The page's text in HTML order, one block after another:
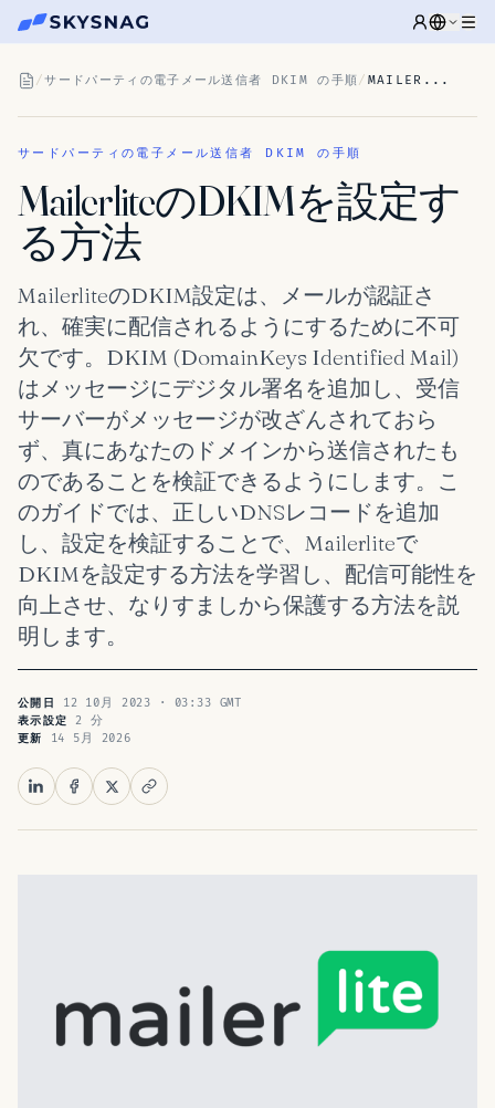
/サードパーティの電子メール送信者 DKIM の手順/ MAILER...
サードパーティの電子メール送信者 DKIM の手順
MailerliteのDKIMを設定す
る方法
MailerliteのDKIM設定は、メールが認証さ
れ、確実に配信されるようにするために不可
欠です。DKIM (DomainKeys Identified Mail)
はメッセージにデジタル署名を追加し、受信
サーバーがメッセージが改ざんされておら
ず、真にあなたのドメインから送信されたも
のであることを検証できるようにします。こ
のガイドでは、正しいDNSレコードを追加
し、設定を検証することで、Mailerliteで
DKIMを設定する方法を学習し、配信可能性を
向上させ、なりすましから保護する方法を説
明します。
公開日 12 10月 2023 · 03:33 GMT
表示設定 2 分
更新 14 5月 2026